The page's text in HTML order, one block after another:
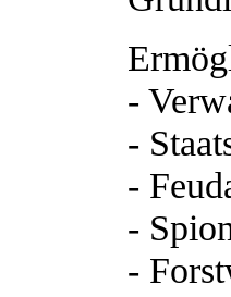
-
-
-
-
-